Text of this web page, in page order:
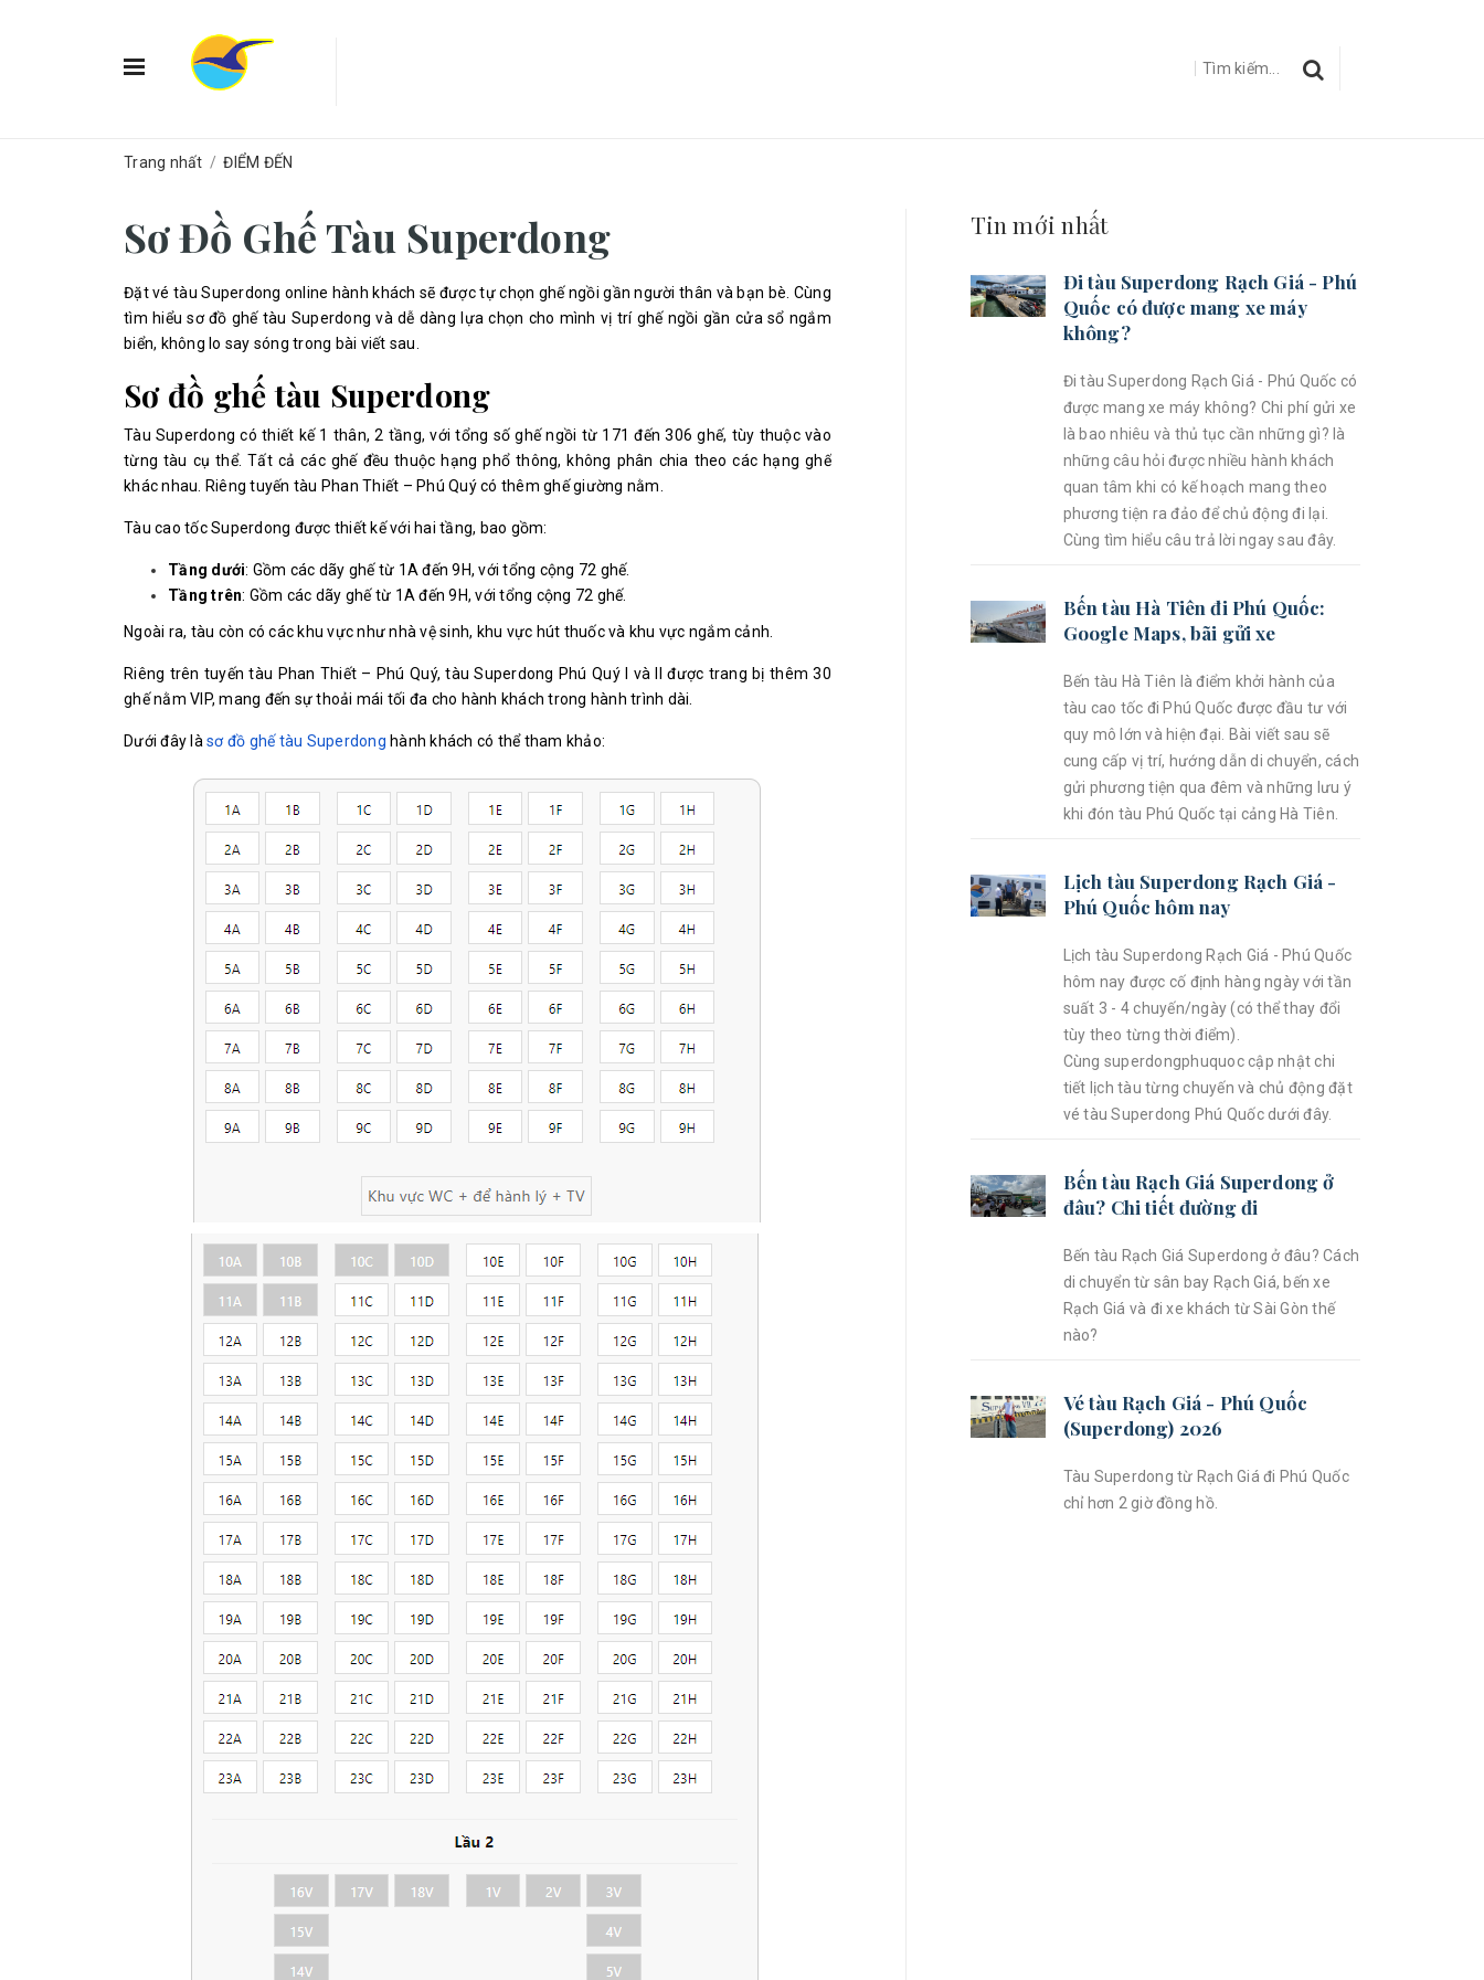
Trang nhất / ĐIỂM ĐẾN
Sơ Đồ Ghế Tàu Superdong
Đặt vé tàu Superdong online hành khách sẽ được tự chọn ghế ngồi gần người thân và bạn bè. Cùng
tìm hiểu sơ đồ ghế tàu Superdong và dễ dàng lựa chọn cho mình vị trí ghế ngồi gần cửa sổ ngắm
biển, không lo say sóng trong bài viết sau.
Sơ đồ ghế tàu Superdong
Tàu Superdong có thiết kế 1 thân, 2 tầng, với tổng số ghế ngồi từ 171 đến 306 ghế, tùy thuộc vào
từng tàu cụ thể. Tất cả các ghế đều thuộc hạng phổ thông, không phân chia theo các hạng ghế
khác nhau. Riêng tuyến tàu Phan Thiết – Phú Quý có thêm ghế giường nằm.
Tàu cao tốc Superdong được thiết kế với hai tầng, bao gồm:
Tầng dưới: Gồm các dãy ghế từ 1A đến 9H, với tổng cộng 72 ghế.
Tầng trên: Gồm các dãy ghế từ 1A đến 9H, với tổng cộng 72 ghế.
Ngoài ra, tàu còn có các khu vực như nhà vệ sinh, khu vực hút thuốc và khu vực ngắm cảnh.
Riêng trên tuyến tàu Phan Thiết – Phú Quý, tàu Superdong Phú Quý I và II được trang bị thêm 30
ghế nằm VIP, mang đến sự thoải mái tối đa cho hành khách trong hành trình dài.
Dưới đây là sơ đồ ghế tàu Superdong hành khách có thể tham khảo:
Tin mới nhất
Đi tàu Superdong Rạch Giá - Phú
Quốc có được mang xe máy
không?
Đi tàu Superdong Rạch Giá - Phú Quốc có
được mang xe máy không? Chi phí gửi xe
là bao nhiêu và thủ tục cần những gì? là
những câu hỏi được nhiều hành khách
quan tâm khi có kế hoạch mang theo
phương tiện ra đảo để chủ động đi lại.
Cùng tìm hiểu câu trả lời ngay sau đây.
Bến tàu Hà Tiên đi Phú Quốc:
Google Maps, bãi gửi xe
Bến tàu Hà Tiên là điểm khởi hành của
tàu cao tốc đi Phú Quốc được đầu tư với
quy mô lớn và hiện đại. Bài viết sau sẽ
cung cấp vị trí, hướng dẫn di chuyển, cách
gửi phương tiện qua đêm và những lưu ý
khi đón tàu Phú Quốc tại cảng Hà Tiên.
Lịch tàu Superdong Rạch Giá -
Phú Quốc hôm nay
Lịch tàu Superdong Rạch Giá - Phú Quốc
hôm nay được cố định hàng ngày với tần
suất 3 - 4 chuyến/ngày (có thể thay đổi
tùy theo từng thời điểm).
Cùng superdongphuquoc cập nhật chi
tiết lịch tàu từng chuyến và chủ động đặt
vé tàu Superdong Phú Quốc dưới đây.
Bến tàu Rạch Giá Superdong ở
đâu? Chi tiết đường đi
Bến tàu Rạch Giá Superdong ở đâu? Cách
di chuyển từ sân bay Rạch Giá, bến xe
Rạch Giá và đi xe khách từ Sài Gòn thế
nào?
Vé tàu Rạch Giá - Phú Quốc
(Superdong) 2026
Tàu Superdong từ Rạch Giá đi Phú Quốc
chỉ hơn 2 giờ đồng hồ.